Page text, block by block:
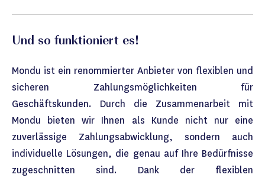
Und so funktioniert es!
Mondu ist ein renommierter Anbieter von flexiblen und
sicheren Zahlungsmöglichkeiten für
Geschäftskunden. Durch die Zusammenarbeit mit
Mondu bieten wir Ihnen als Kunde nicht nur eine
zuverlässige Zahlungsabwicklung, sondern auch
individuelle Lösungen, die genau auf Ihre Bedürfnisse
zugeschnitten sind. Dank der flexiblen